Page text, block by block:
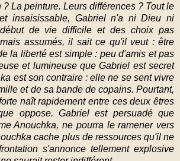
La peinture. Leurs différences ? Tout le
insaisissable, Gabriel n'a ni Dieu ni
de vie difficile et des choix pas
assumés, il sait ce qu'il veut : être
la liberté est simple : peu d'amis et pas
et lumineuse que Gabriel est secret
est son contraire : elle ne se sent vivre
et de sa bande de copains. Pourtant,
naît rapidement entre ces deux êtres
oppose. Gabriel est persuadé que
Anouchka, ne pourra le ramener vers
cache plus de ressources qu'il ne
s'annonce tellement explosive